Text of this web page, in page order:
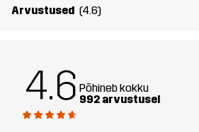
sihtrühm
UNIVERSAALNE KASUTUS
Arvustused (4.6)
4.6 Põhineb kokku
992 arvustusel